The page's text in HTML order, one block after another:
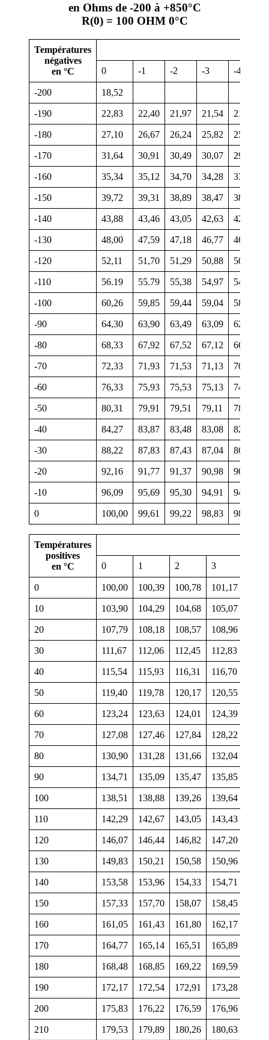
en Ohms de -200 à +850°C
R(0) = 100 OHM 0°C
Températures
négatives
en °C
0 -1 -2 -3 -4
-200 18,52
-190 22,83 22,40 21,97 21,54 21,11
-180 27,10 26,67 26,24 25,82 25,39
-170 31,64 30,91 30,49 30,07 29,64
-160 35,34 35,12 34,70 34,28 33,86
-150 39,72 39,31 38,89 38,47 38,05
-140 43,88 43,46 43,05 42,63 42,22
-130 48,00 47,59 47,18 46,77 46,36
-120 52,11 51,70 51,29 50,88 50,47
-110 56.19 55.79 55,38 54,97 54,56
-100 60,26 59,85 59,44 59,04 58,63
-90 64,30 63,90 63,49 63,09 62,68
-80 68,33 67,92 67,52 67,12 66,72
-70 72,33 71,93 71,53 71,13 70,73
-60 76,33 75,93 75,53 75,13 74,73
-50 80,31 79,91 79,51 79,11 78,72
-40 84,27 83,87 83,48 83,08 82,69
-30 88,22 87,83 87,43 87,04 86,64
-20 92,16 91,77 91,37 90,98 90,59
-10 96,09 95,69 95,30 94,91 94,52
0 100,00 99,61 99,22 98,83 98,44
Températures
positives
en °C
0 1 2 3
0 100,00 100,39 100,78 101,17
10 103,90 104,29 104,68 105,07
20 107,79 108,18 108,57 108,96
30 111,67 112,06 112,45 112,83
40 115,54 115,93 116,31 116,70
50 119,40 119,78 120,17 120,55
60 123,24 123,63 124,01 124,39
70 127,08 127,46 127,84 128,22
80 130,90 131,28 131,66 132,04
90 134,71 135,09 135,47 135,85
100 138,51 138,88 139,26 139,64
110 142,29 142,67 143,05 143,43
120 146,07 146,44 146,82 147,20
130 149,83 150,21 150,58 150,96
140 153,58 153,96 154,33 154,71
150 157,33 157,70 158,07 158,45
160 161,05 161,43 161,80 162,17
170 164,77 165,14 165,51 165,89
180 168,48 168,85 169,22 169,59
190 172,17 172,54 172,91 173,28
200 175,83 176,22 176,59 176,96
210 179,53 179,89 180,26 180,63